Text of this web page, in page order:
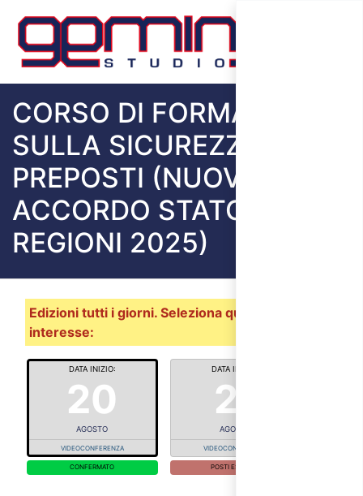
CORSO DI FORMAZIONE
SULLA SICUREZZA PER
PREPOSTI (NUOVO
ACCORDO STATO
REGIONI 2025)